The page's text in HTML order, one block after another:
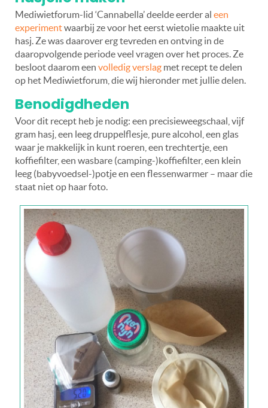
Mediwietforum-lid ‘Cannabella’ deelde eerder al een
experimentwaarbij ze voor het eerst wietolie maakte uit
hasj. Ze was daarover erg tevreden en ontving in de
daaropvolgende periode veel vragen over het proces. Ze
besloot daarom een volledig verslag met recept te delen
op het Mediwietforum, die wij hieronder met jullie delen.
Benodigdheden
Voor dit recept heb je nodig: een precisieweegschaal, vijf
gram hasj, een leeg druppelflesje, pure alcohol, een glas
waar je makkelijk in kunt roeren, een trechtertje, een
koffiefilter, een wasbare (camping-)koffiefilter, een klein
leeg (babyvoedsel-)potje en een flessenwarmer – maar die
staat niet op haar foto.